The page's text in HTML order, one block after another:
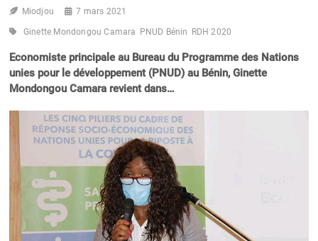
Miodjou 7 mars 2021
Ginette Mondongou Camara PNUD Bénin RDH 2020
Economiste principale au Bureau du Programme des Nations
unies pour le développement (PNUD) au Bénin, Ginette
Mondongou Camara revient dans…